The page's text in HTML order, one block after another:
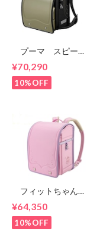
プーマ スピード
の子 セイバンのラ
ンドセル ６年間保
証 送料無料 無料
¥70,290
10%OFF
フィットちゃん
楽ッション
90009 プリンセス
メモリーワイド ラ
¥64,350
10%OFF